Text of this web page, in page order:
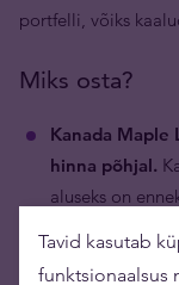
portfelli, võiks
Miks osta?
Kanada Maple
hinna põhjal.
aluseks on
Kanada
Tavid kasutab
funktsionaalsus